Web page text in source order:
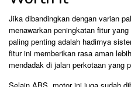
Jika dibandingkan dengan varian
menawarkan peningkatan fitur
paling penting adalah hadirnya
fitur ini memberikan rasa aman
mendadak di jalan perkotaan yang